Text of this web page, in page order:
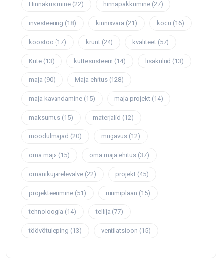
Hinnaküsimine (22) hinnapakkumine (27)
investeering (18) kinnisvara (21) kodu (16)
koostöö (17) krunt (24) kvaliteet (57)
Küte (13) küttesüsteem (14) lisakulud (13)
maja (90) Maja ehitus (128)
maja kavandamine (15) maja projekt (14)
maksumus (15) materjalid (12)
moodulmajad (20) mugavus (12)
oma maja (15) oma maja ehitus (37)
omanikujärelevalve (22) projekt (45)
projekteerimine (51) ruumiplaan (15)
tehnoloogia (14) tellija (77)
töövõtuleping (13) ventilatsioon (15)